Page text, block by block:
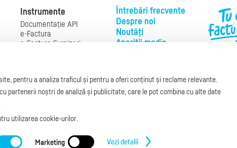
Instrumente
Documentație API
e-Factura
e-Factura Furnizori
Integrare Stripe
Integrare
Integrare mobilPay
Întrebări frecvente
Despre noi
Noutăți
Apariții media
L-V: 09:00 - 17:00
0368 409 233
și Condiții Politica de confidențialitate
pentru a analiza traficul și pentru a oferi conținut și reclame relevante.
partenerii noștri de analiză și publicitate, care le pot combina cu alte date
utilizarea cookie-urilor.
Marketing Vezi detalii